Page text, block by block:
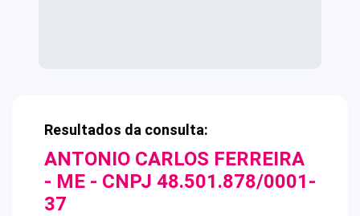
Resultados da consulta:
ANTONIO CARLOS FERREIRA
- ME - CNPJ 48.501.878/0001-
37